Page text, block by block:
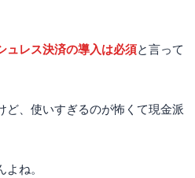
ュレス決済の導入は必須と言って
ど、使いすぎるのが怖くて現金派
ね。